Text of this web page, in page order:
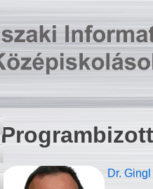
Dr.